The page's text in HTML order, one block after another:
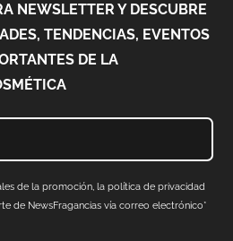
NEWSLETTER Y DESCUBRE
TENDENCIAS, EVENTOS
DE LA
de la promoción, la política de privacidad
de NewsFragancias vía correo electrónico*